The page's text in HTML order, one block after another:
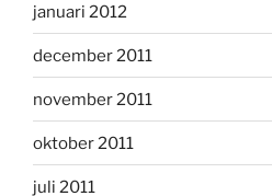
januari 2012
december 2011
november 2011
oktober 2011
juli 2011